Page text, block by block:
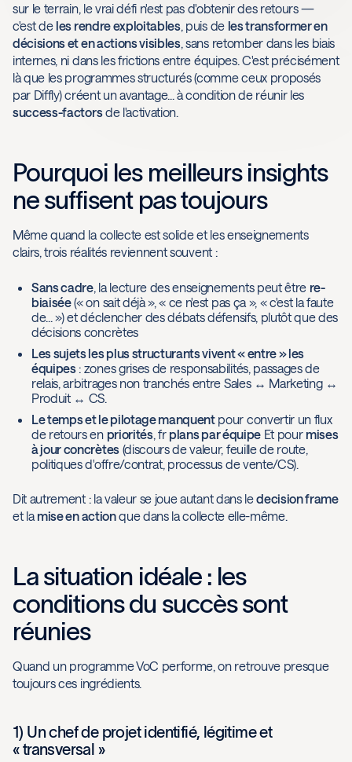
sur le terrain, le vrai défi n'est pas d'obtenir des retours —
c'est de les rendre exploitables, puis de les transformer en
décisions et en actions visibles, sans retomber dans les biais
internes, ni dans les frictions entre équipes. C'est précisément
là que les programmes structurés (comme ceux proposés
par Diffly) créent un avantage... à condition de réunir les
success-factorsde l'activation.
Pourquoi les meilleurs insights
ne suffisent pas toujours
Même quand la collecte est solide et les enseignements
clairs, trois réalités reviennent souvent :
Sans cadre, la lecture des enseignements peut être re-
biaisée(« on sait déjà », « ce n'est pas ça », « c'est la faute
de... ») et déclencher des débats défensifs, plutôt que des
décisions concrètes
Les sujets les plus structurants vivent « entre » les
équipes: zones grises de responsabilités, passages de
relais, arbitrages non tranchés entre Sales ↔ Marketing ↔
Produit ↔ CS.
Le temps et le pilotage manquentpour convertir un flux
de retours en priorités, fr plans par équipeEt pour mises
à jour concrètes(discours de valeur, feuille de route,
politiques d'offre/contrat, processus de vente/CS).
Dit autrement : la valeur se joue autant dans ledecision frame
et la mise en actionque dans la collecte elle-même.
La situation idéale : les
conditions du succès sont
réunies
Quand un programme VoC performe, on retrouve presque
toujours ces ingrédients.
1) Un chef de projet identifié, légitime et
« transversal »